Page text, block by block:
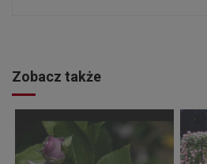
Zobacz także